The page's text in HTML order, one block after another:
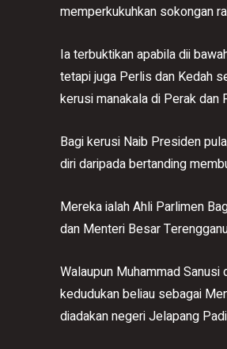
memperkukuhkan sokongan
Ia terbuktikan apabila dii
tetapi juga Perlis dan Kedah
kerusi manakala di Perak dan
Bagi kerusi Naib Presiden
diri daripada bertanding
Mereka ialah Ahli Parlimen
dan Menteri Besar
Walaupun Muhammad
kedudukan beliau sebagai
diadakan negeri Jelapang